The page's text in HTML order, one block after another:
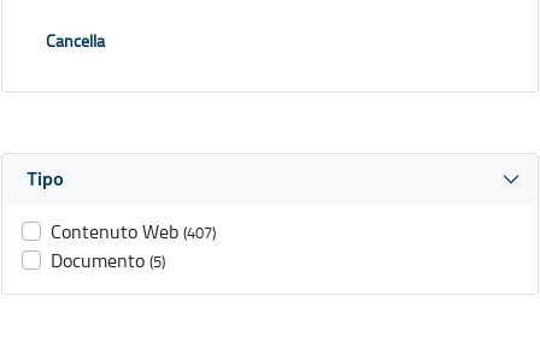
Cancella
Tipo
Contenuto Web (407)
Documento (5)